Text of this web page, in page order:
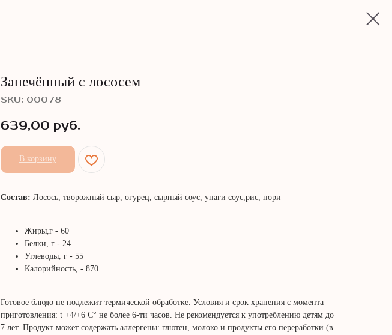
Запечённый с лососем
SKU: 00078
639,00 руб.
В корзину
Состав: Лосось, творожный сыр, огурец, сырный соус, унаги соус,рис, нори
Жиры,г - 60
Белки, г - 24
Углеводы, г - 55
Калорийность, - 870
Готовое блюдо не подлежит термической обработке. Условия и срок хранения с момента
приготовления: t +4/+6 С° не более 6-ти часов. Не рекомендуется к употреблению детям до
7 лет. Продукт может содержать аллергены: глютен, молоко и продукты его переработки (в